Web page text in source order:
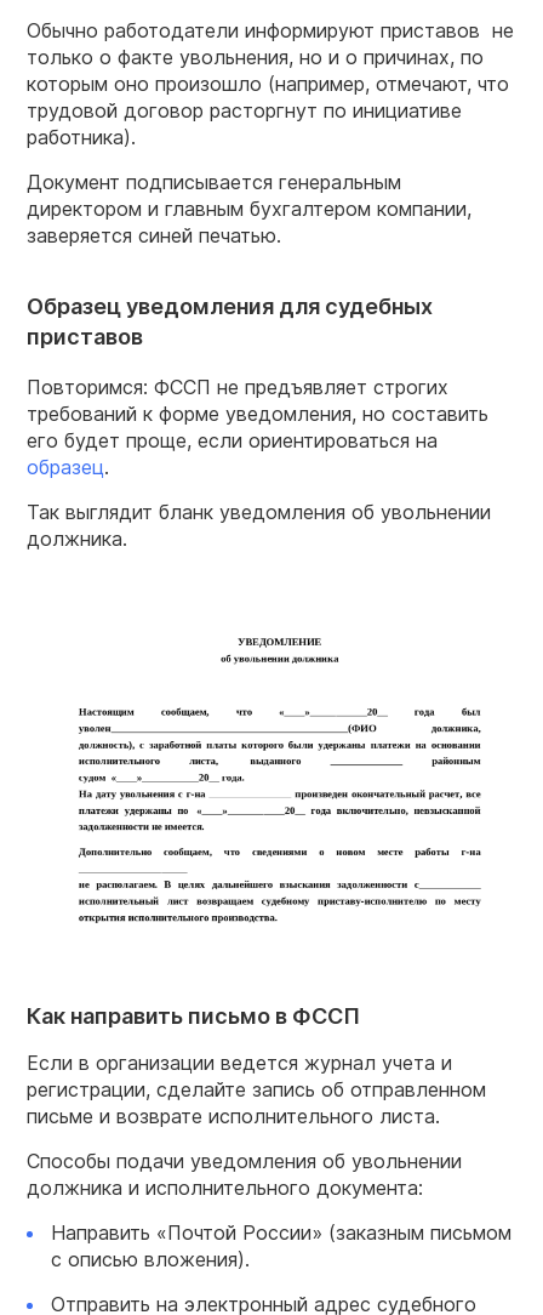
Обычно работодатели информируют приставов не
только о факте увольнения, но и о причинах, по
которым оно произошло (например, отмечают, что
трудовой договор расторгнут по инициативе
работника).
Документ подписывается генеральным
директором и главным бухгалтером компании,
заверяется синей печатью.
Образец уведомления для судебных
приставов
Повторимся: ФССП не предъявляет строгих
требований к форме уведомления, но составить
его будет проще, если ориентироваться на
образец.
Так выглядит бланк уведомления об увольнении
должника.
Как направить письмо в ФССП
Если в организации ведется журнал учета и
регистрации, сделайте запись об отправленном
письме и возврате исполнительного листа.
Способы подачи уведомления об увольнении
должника и исполнительного документа:
Направить «Почтой России» (заказным письмом
с описью вложения).
Отправить на электронный адрес судебного